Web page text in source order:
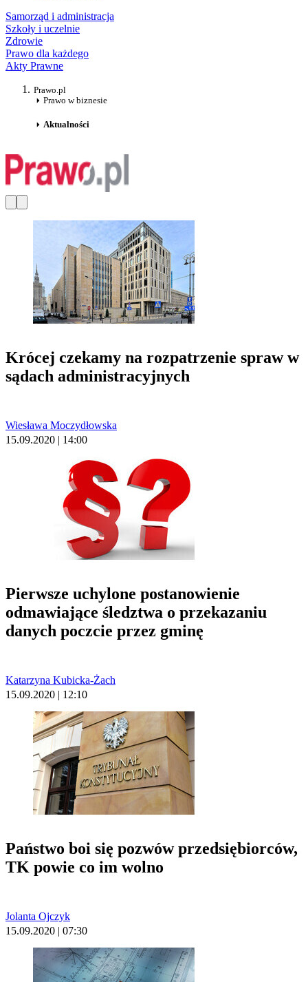
Samorząd i administracja
Szkoły i uczelnie
Zdrowie
Prawo dla każdego
Akty Prawne
Prawo.pl
Prawo w biznesie
Aktualności
Krócej czekamy na rozpatrzenie spraw w
sądach administracyjnych
Wiesława Moczydłowska
15.09.2020 | 14:00
Pierwsze uchylone postanowienie
odmawiające śledztwa o przekazaniu
danych poczcie przez gminę
Katarzyna Kubicka-Żach
15.09.2020 | 12:10
Państwo boi się pozwów przedsiębiorców,
TK powie co im wolno
Jolanta Ojczyk
15.09.2020 | 07:30